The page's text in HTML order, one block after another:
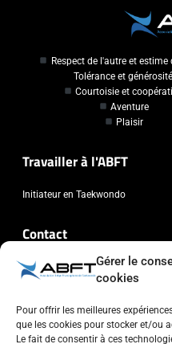
Gérer le
cookies
Pour offrir les meilleures
que les cookies pour stocker et/ou
Le fait de consentir à ces
Respect de l'autre et estime
Tolérance et générosité
Courtoisie et
Aventure
Plaisir
Travailler à l'ABFT
Initiateur en Taekwondo
Contact
Association Belge
info@abft.be
+32 (0)2 347 34 77